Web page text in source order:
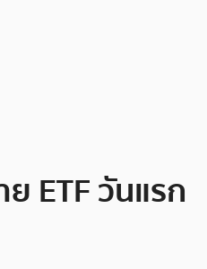
ETF วันแรก